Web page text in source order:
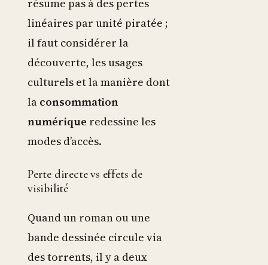
résume pas à des pertes
linéaires par unité piratée ;
il faut considérer la
découverte, les usages
culturels et la manière dont
la consommation
numérique redessine les
modes d’accès.
Perte directe vs effets de
visibilité
Quand un roman ou une
bande dessinée circule via
des torrents, il y a deux